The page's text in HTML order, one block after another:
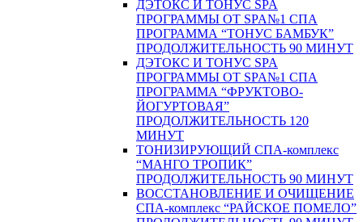
ДЭТОКС И ТОНУС SPA
ПРОГРАММЫ ОТ SPA№1 СПА
ПРОГРАММА “ТОНУС БАМБУК”
ПРОДОЛЖИТЕЛЬНОСТЬ 90 МИНУТ
ДЭТОКС И ТОНУС SPA
ПРОГРАММЫ ОТ SPA№1 СПА
ПРОГРАММА “ФРУКТОВО-
ЙОГУРТОВАЯ”
ПРОДОЛЖИТЕЛЬНОСТЬ 120
МИНУТ
ТОНИЗИРУЮЩИЙ СПА-комплекс
“МАНГО ТРОПИК”
ПРОДОЛЖИТЕЛЬНОСТЬ 90 МИНУТ
ВОССТАНОВЛЕНИЕ И ОЧИЩЕНИЕ
СПА-комплекс “РАЙСКОЕ ПОМЕЛО”